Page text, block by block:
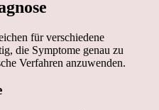
für verschiedene
die Symptome genau zu
Verfahren anzuwenden.